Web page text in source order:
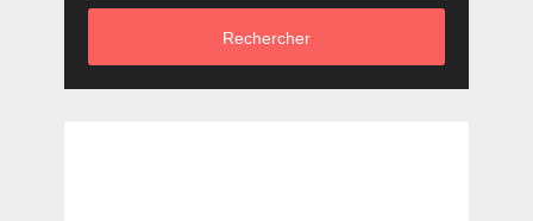
Rechercher